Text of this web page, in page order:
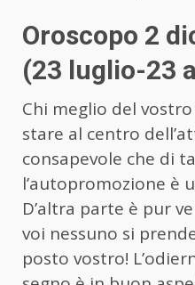
Oroscopo 2
(23 luglio-23
Chi meglio del
stare al centro
consapevole che di
l’autopromozione è
D’altra parte è pur
voi nessuno si
posto vostro!